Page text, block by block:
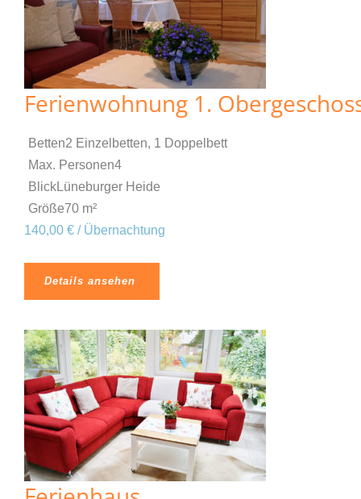
Ferienwohnung 1.
Betten2 Einzelbetten, 1 Doppelbett
Max. Personen4
BlickLüneburger Heide
Größe70 m²
140,00 € / Übernachtung
Details ansehen